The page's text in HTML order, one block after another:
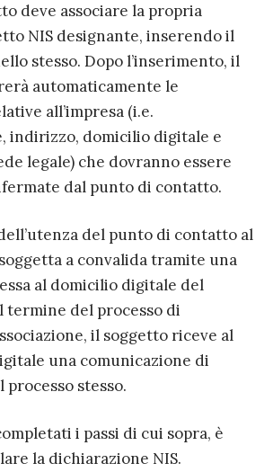
deve associare la propria
NIS designante, inserendo il
stesso. Dopo l’inserimento, il
automaticamente le
all’impresa (i.e.
indirizzo, domicilio digitale e
legale) che dovranno essere
dal punto di contatto.
del punto di contatto al
a convalida tramite una
al domicilio digitale del
termine del processo di
il soggetto riceve al
una comunicazione di
stesso.
i passi di cui sopra, è
la dichiarazione NIS.